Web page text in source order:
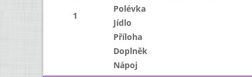
1
Polévka
Jídlo
Příloha
Doplněk
Nápoj